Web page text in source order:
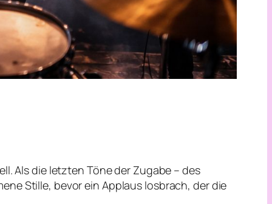
Als die letzten Töne der Zugabe – des
Stille, bevor ein Applaus losbrach, der die